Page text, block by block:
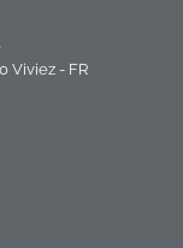
Viviez - FR